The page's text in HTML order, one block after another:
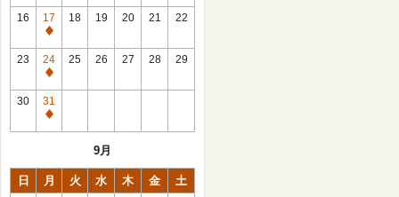
館
日
16
17
休
館
日
18 19 20 21 22
23
24
休
館
日
25 26 27 28 29
30
31
休
9月
日 月 火 水 木 金 土